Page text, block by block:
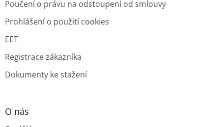
Poučení o právu na odstoupení od smlouvy
Prohlášení o použití cookies
EET
Registrace zákazníka
Dokumenty ke stažení
O nás